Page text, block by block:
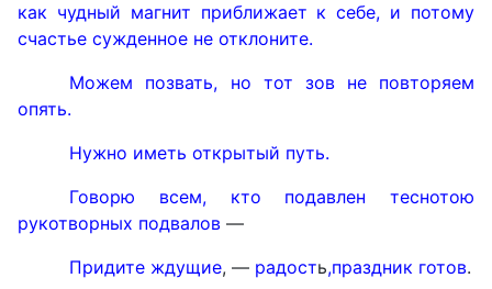
как чудный магнит приближает к себе, и потому
счастье сужденное не отклоните.
Можем позвать, но тот зов не повторяем
опять.
Нужно иметь открытый путь.
Говорю всем, кто подавлен теснотою
рукотворных подвалов —
Придите ждущие, — радость,праздник готов.